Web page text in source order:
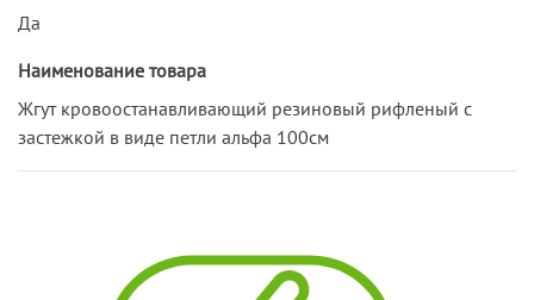
Да
Наименование товара
Жгут кровоостанавливающий резиновый рифленый с
застежкой в виде петли альфа 100см